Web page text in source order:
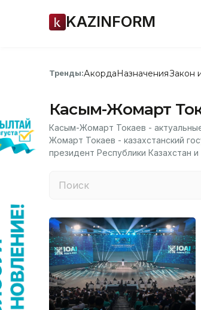
KAZINFORM
Тренды:АкордаНазначенияЗакон
Касым-Жомарт
Касым-Жомарт Токаев -
Жомарт Токаев - казахстанский
президент Республики Казахстан